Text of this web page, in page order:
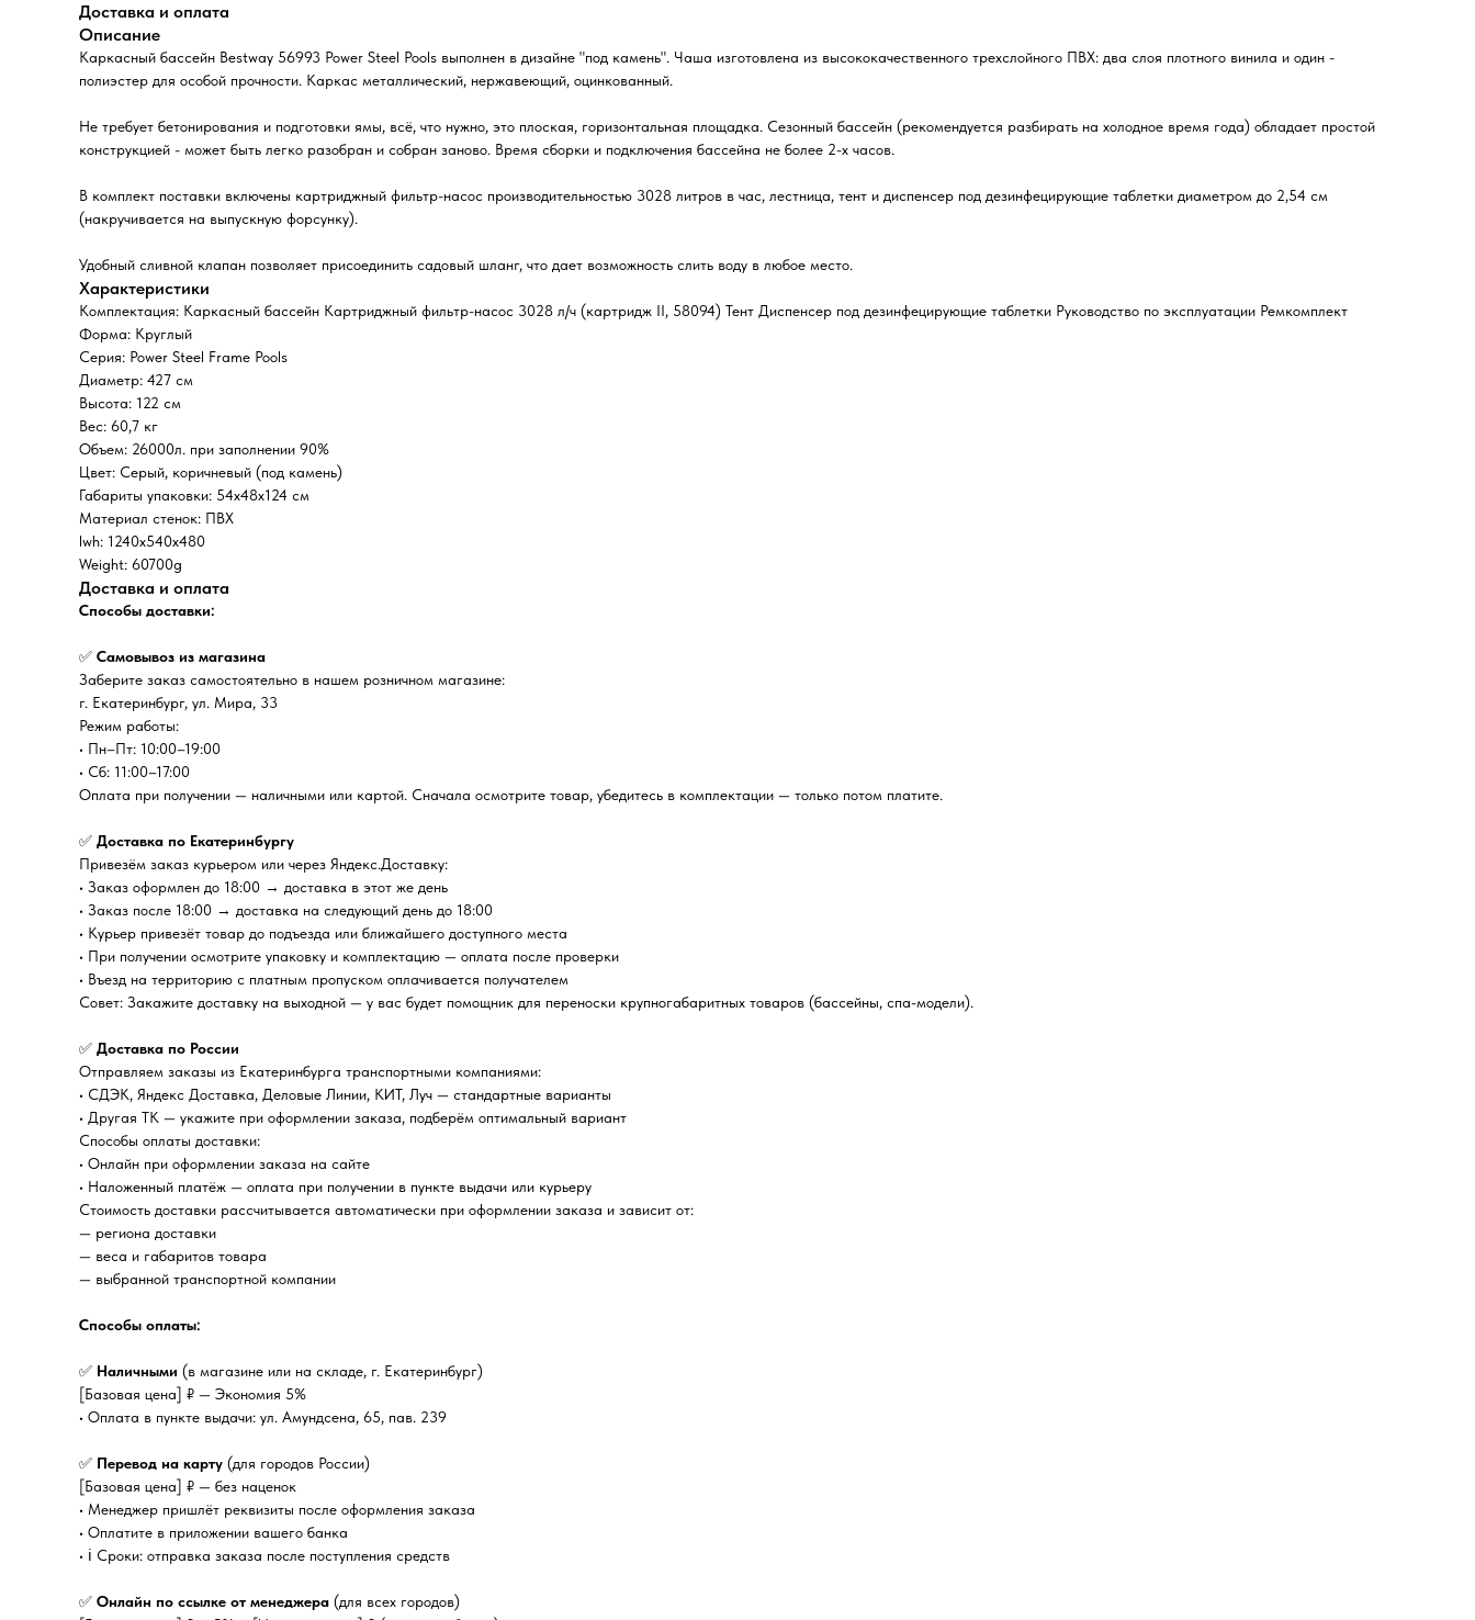
Доставка и оплата
Описание
Каркасный бассейн Bestway 56993 Power Steel Pools выполнен в дизайне "под камень". Чаша изготовлена из высококачественного трехслойного ПВХ: два слоя плотного винила и один -
полиэстер для особой прочности. Каркас металлический, нержавеющий, оцинкованный.
Не требует бетонирования и подготовки ямы, всё, что нужно, это плоская, горизонтальная площадка. Сезонный бассейн (рекомендуется разбирать на холодное время года) обладает простой
конструкцией - может быть легко разобран и собран заново. Время сборки и подключения бассейна не более 2-х часов.
В комплект поставки включены картриджный фильтр-насос производительностью 3028 литров в час, лестница, тент и диспенсер под дезинфецирующие таблетки диаметром до 2,54 см
(накручивается на выпускную форсунку).
Удобный сливной клапан позволяет присоединить садовый шланг, что дает возможность слить воду в любое место.
Характеристики
Комплектация: Каркасный бассейн Картриджный фильтр-насос 3028 л/ч (картридж II, 58094) Тент Диспенсер под дезинфецирующие таблетки Руководство по эксплуатации Ремкомплект
Форма: Круглый
Серия: Power Steel Frame Pools
Диаметр: 427 см
Высота: 122 см
Вес: 60,7 кг
Объем: 26000л. при заполнении 90%
Цвет: Серый, коричневый (под камень)
Габариты упаковки: 54х48х124 см
Материал стенок: ПВХ
lwh: 1240x540x480
Weight: 60700g
Доставка и оплата
Способы доставки:
✅ Самовывоз из магазина
Заберите заказ самостоятельно в нашем розничном магазине:
г. Екатеринбург, ул. Мира, 33
Режим работы:
• Пн–Пт: 10:00–19:00
• Сб: 11:00–17:00
Оплата при получении — наличными или картой. Сначала осмотрите товар, убедитесь в комплектации — только потом платите.
✅ Доставка по Екатеринбургу
Привезём заказ курьером или через Яндекс.Доставку:
• Заказ оформлен до 18:00 → доставка в этот же день
• Заказ после 18:00 → доставка на следующий день до 18:00
• Курьер привезёт товар до подъезда или ближайшего доступного места
• При получении осмотрите упаковку и комплектацию — оплата после проверки
• Въезд на территорию с платным пропуском оплачивается получателем
Совет: Закажите доставку на выходной — у вас будет помощник для переноски крупногабаритных товаров (бассейны, спа-модели).
✅ Доставка по России
Отправляем заказы из Екатеринбурга транспортными компаниями:
• СДЭК, Яндекс Доставка, Деловые Линии, КИТ, Луч — стандартные варианты
• Другая ТК — укажите при оформлении заказа, подберём оптимальный вариант
Способы оплаты доставки:
• Онлайн при оформлении заказа на сайте
• Наложенный платёж — оплата при получении в пункте выдачи или курьеру
Стоимость доставки рассчитывается автоматически при оформлении заказа и зависит от:
— региона доставки
— веса и габаритов товара
— выбранной транспортной компании
Способы оплаты:
✅ Наличными (в магазине или на складе, г. Екатеринбург)
[Базовая цена] ₽ — Экономия 5%
• Оплата в пункте выдачи: ул. Амундсена, 65, пав. 239
✅ Перевод на карту (для городов России)
[Базовая цена] ₽ — без наценок
• Менеджер пришлёт реквизиты после оформления заказа
• Оплатите в приложении вашего банка
• ℹ️ Сроки: отправка заказа после поступления средств
✅ Онлайн по ссылке от менеджера (для всех городов)